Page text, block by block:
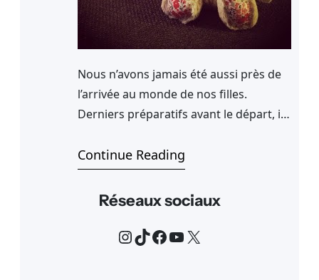
Nous n’avons jamais été aussi près de
l’arrivée au monde de nos filles.
Derniers préparatifs avant le départ, il
faisons les valises et emportons des
vêtements pour nos deux bébés.Nous
serons bientôt aux Etats-Unis avec nos
nous avons une semaine…
Continue Reading
Réseaux sociaux
InstagramTikTok Facebook YouTube X